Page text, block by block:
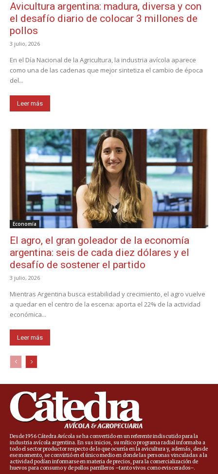
Avicultura argentina: madura, diversa y con
el desafío diario de colocar 3 millones de
pollos
3 julio, 2026
En el Día Nacional de la Agricultura, la industria avícola aparece
como una de las cadenas que mejor sintetiza el cambio de época
del...
Leer más
Economía
El agro, el gran goleador de la economía
argentina: seis de cada diez dólares y el
desafío de sostener el partido
3 julio, 2026
Mientras Argentina busca estabilidad y crecimiento, el agro vuelve
a quedar en el centro de la escena: aporta el 22% de la actividad
económica...
Leer más
Desde 1956 Cátedra Avícola se ha convertido en un referente indiscutido para la
industria avícola argentina. En sus inicios, su mítico programa radial informaba a
todo el sector productor respecto de lo que ocurría en la avicultura y, además, desde
ese momento, se convirtió en el único medio en donde las personas vinculadas a la
actividad podían informarse en materia de precios, para la comercialización de
huevos para consumo y de pollos parrilleros –tanto vivos como eviscerados–.